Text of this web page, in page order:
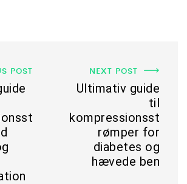
POST NEXT POST
Ultimativ guide
til
kompressionsst
rømper for
diabetes og
hævede ben